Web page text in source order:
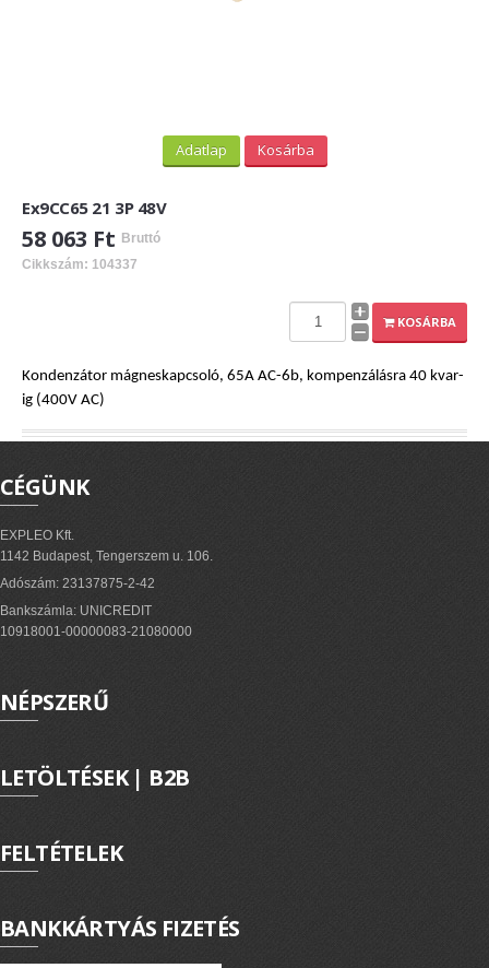
Adatlap Kosárba
Ex9CC65 21 3P 48V
58 063 Ft Bruttó
Cikkszám: 104337
KOSÁRBA
Kondenzátor mágneskapcsoló, 65A AC-6b, kompenzálásra 40 kvar-
ig (400V AC)
CÉGÜNK
EXPLEO Kft.
1142 Budapest, Tengerszem u. 106.
Adószám: 23137875-2-42
Bankszámla: UNICREDIT
10918001-00000083-21080000
NÉPSZERŰ
LETÖLTÉSEK | B2B
FELTÉTELEK
BANKKÁRTYÁS FIZETÉS